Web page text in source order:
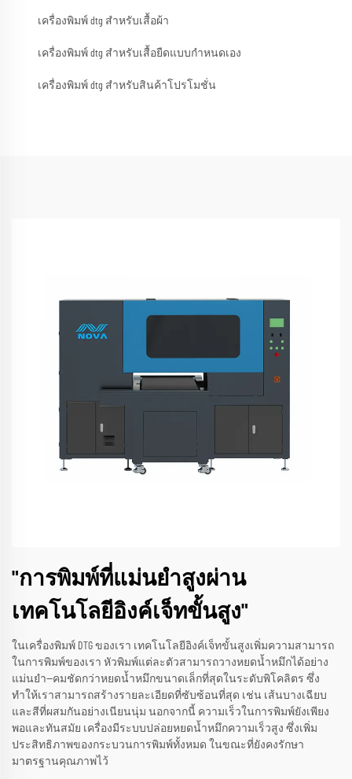
เครื่องพิมพ์ dtg สำหรับเสื้อผ้า
เครื่องพิมพ์ dtg สำหรับเสื้อยืดแบบกำหนดเอง
เครื่องพิมพ์ dtg สำหรับสินค้าโปรโมชั่น
"การพิมพ์ที่แม่นยำสูงผ่าน
เทคโนโลยีอิงค์เจ็ทขั้นสูง"
ในเครื่องพิมพ์ DTG ของเรา เทคโนโลยีอิงค์เจ็ทขั้นสูงเพิ่มความสามารถ
ในการพิมพ์ของเรา หัวพิมพ์แต่ละตัวสามารถวางหยดน้ำหมึกได้อย่าง
แม่นยำ—คมชัดกว่าหยดน้ำหมึกขนาดเล็กที่สุดในระดับพิโคลิตร ซึ่ง
ทำให้เราสามารถสร้างรายละเอียดที่ซับซ้อนที่สุด เช่น เส้นบางเฉียบ
และสีที่ผสมกันอย่างเนียนนุ่ม นอกจากนี้ ความเร็วในการพิมพ์ยังเพียง
พอและทันสมัย เครื่องมีระบบปล่อยหยดน้ำหมึกความเร็วสูง ซึ่งเพิ่ม
ประสิทธิภาพของกระบวนการพิมพ์ทั้งหมด ในขณะที่ยังคงรักษา
มาตรฐานคุณภาพไว้